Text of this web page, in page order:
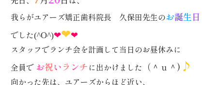
我らがユアーズ矯正歯科院長 久保田先生のお誕生日
でした(^O^)❤❤❤
スタッフでランチ会を計画して当日のお昼休みに
全員で お祝いラ ンチ に出かけました （＾ｕ＾) ♪
向かった先は、ユアーズからほど近い、